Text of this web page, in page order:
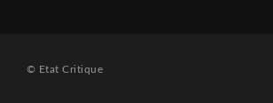
© Etat Critique